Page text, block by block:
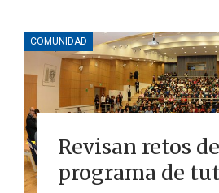
COMUNIDAD
Revisan retos
programa de